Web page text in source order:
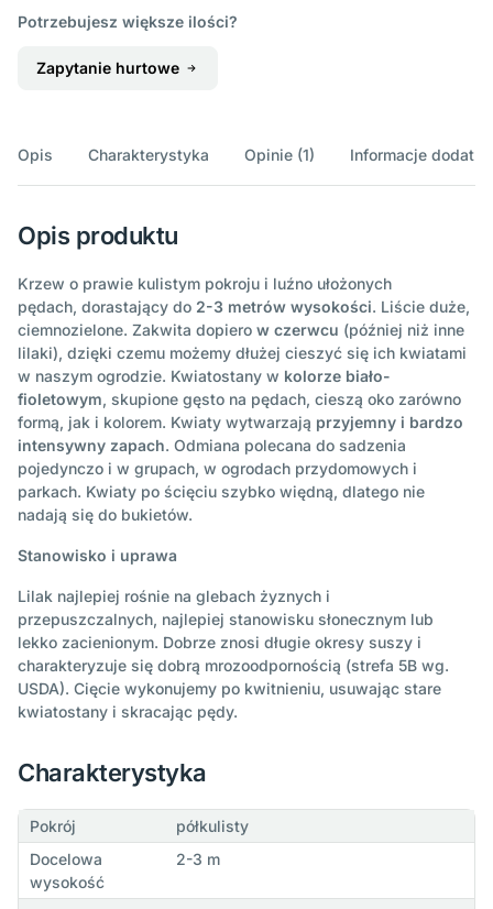
Potrzebujesz większe ilości?
Zapytanie hurtowe
Opis Charakterystyka Opinie (1) Informacje
Opis produktu
Krzew o prawie kulistym pokroju i luźno ułożonych
pędach, dorastający do 2-3 metrów wysokości. Liście duże,
ciemnozielone. Zakwita dopiero w czerwcu (później niż inne
lilaki), dzięki czemu możemy dłużej cieszyć się ich kwiatami
w naszym ogrodzie. Kwiatostany w kolorze biało-
fioletowym, skupione gęsto na pędach, cieszą oko zarówno
formą, jak i kolorem. Kwiaty wytwarzają przyjemny i bardzo
intensywny zapach. Odmiana polecana do sadzenia
pojedynczo i w grupach, w ogrodach przydomowych i
parkach. Kwiaty po ścięciu szybko więdną, dlatego nie
nadają się do bukietów.
Stanowisko i uprawa
Lilak najlepiej rośnie na glebach żyznych i
przepuszczalnych, najlepiej stanowisku słonecznym lub
lekko zacienionym. Dobrze znosi długie okresy suszy i
charakteryzuje się dobrą mrozoodpornością (strefa 5B wg.
USDA). Cięcie wykonujemy po kwitnieniu, usuwając stare
kwiatostany i skracając pędy.
Charakterystyka
Pokrój
półkulisty
Docelowa
wysokość
2-3 m